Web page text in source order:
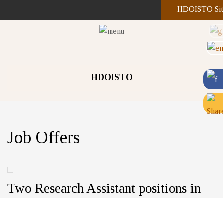
HDOISTO
HDOISTO
Job Offers
Two Research Assistant positions in